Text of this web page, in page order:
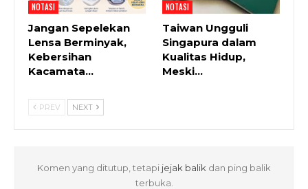
NOTASI
Jangan Sepelekan
Lensa Berminyak,
Kebersihan
Kacamata…
NOTASI
Taiwan Ungguli
Singapura dalam
Kualitas Hidup,
Meski…
PREV NEXT
Komen yang ditutup, tetapi jejak balik dan ping balik
terbuka.